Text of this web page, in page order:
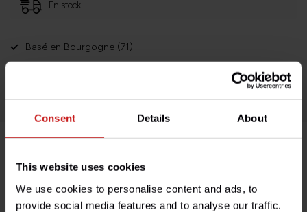
Consent Details About
This website uses cookies
We use cookies to personalise content and ads, to
provide social media features and to analyse our traffic.
En stock
Basé en Bourgogne (71)
Retours faciles et sans histoires
Description du produit
Spécifications